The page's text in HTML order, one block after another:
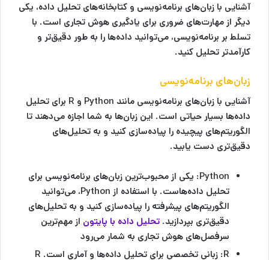
آشنایی با زبان‌های برنامه‌نویسی و کتابخانه‌های تحلیل داده، یکی
دیگر از مهارت‌های ضروری برای یادگیری هوش تجاری است. با
تسلط بر برنامه‌نویسی، می‌توانید داده‌ها را به طور دقیق‌تر و
کارآمدتر تحلیل کنید.
زبان‌های برنامه‌نویسی
آشنایی با زبان‌های برنامه‌نویسی مانند Python و R برای تحلیل
داده‌ها بسیار حیاتی است. این زبان‌ها به شما اجازه می‌دهند تا
الگوریتم‌های پیچیده را پیاده‌سازی کنید و به تحلیل‌های
دقیق‌تری دست یابید.
Python: یکی از محبوب‌ترین زبان‌های برنامه‌نویسی برای
تحلیل داده‌هاست. با استفاده از Python، می‌توانید
الگوریتم‌های پیشرفته را پیاده‌سازی کنید و به تحلیل‌های
دقیق‌تری بپردازید. تحلیل داده با پایتون از مهم‌ترین
سرفصل‌های هوش تجاری به شمار می‌رود
R
: زبانی تخصصی برای تحلیل داده‌ها و آماری است. R